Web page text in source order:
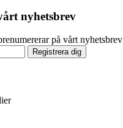
nyhetsbrev
på vårt nyhetsbrev
Registrera dig